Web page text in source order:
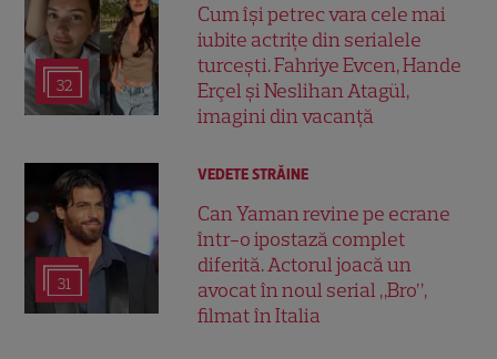
32
Cum își petrec vara cele mai
iubite actrițe din serialele
turcești. Fahriye Evcen, Hande
Erçel și Neslihan Atagül,
imagini din vacanță
31
VEDETE STRĂINE
Can Yaman revine pe ecrane
într-o ipostază complet
diferită. Actorul joacă un
avocat în noul serial „Bro”,
filmat în Italia